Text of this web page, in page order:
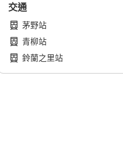
交通
茅野站
青柳站
鈴蘭之里站